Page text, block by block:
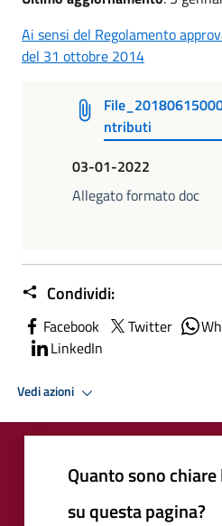
Ai sensi del Regolamento
del 31 ottobre 2014
ntributi
03-01-2022
Allegato formato doc
Condividi:
Facebook Twitter
LinkedIn
Vedi azioni
Quanto sono
su questa pagina?